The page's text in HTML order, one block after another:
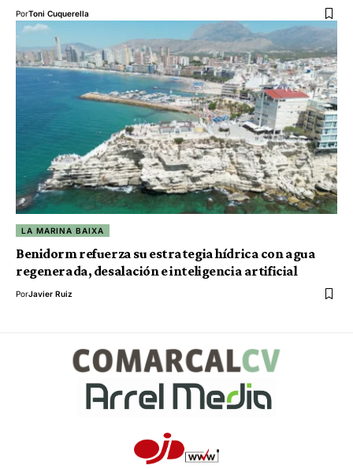
PorToni Cuquerella
LA MARINA BAIXA
Benidorm refuerza su estrategia hídrica con agua
regenerada, desalación e inteligencia artificial
PorJavier Ruiz